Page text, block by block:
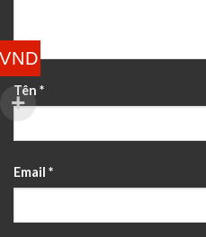
Tên *
Email *
VND